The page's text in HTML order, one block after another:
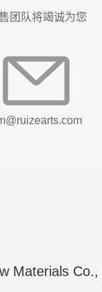
团队将竭诚为您
Materials Co.,